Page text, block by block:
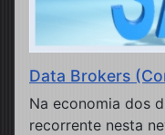
Data Brokers
Na economia dos
recorrente nesta